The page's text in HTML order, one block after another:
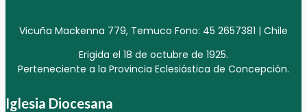
Vicuña Mackenna 779, Temuco Fono: 45 2657381 | Chile
Erigida el 18 de octubre de 1925.
Perteneciente a la Provincia Eclesiástica de Concepción.
Iglesia Diocesana